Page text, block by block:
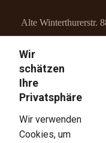
Alte Winterthurerstr.
info@meili-
+41 52 345 24 33
LINKS
Wir
schätzen
Ihre
Privatsphäre
Wir verwenden
Cookies, um